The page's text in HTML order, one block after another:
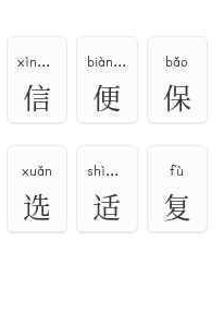
xìn、shēn
信
biàn、pián
便
bǎo
保
xuǎn
选
shì、kuò
适
fù
复